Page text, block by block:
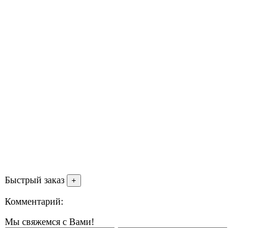
Быстрый заказ +
Комментарий:
Мы свяжемся с Вами!